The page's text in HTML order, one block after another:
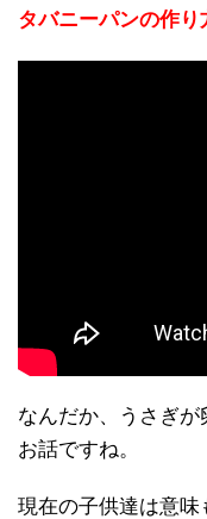
タバニーパンの作り
なんだか、うさぎ
お話ですね。
現在の子供達は意味